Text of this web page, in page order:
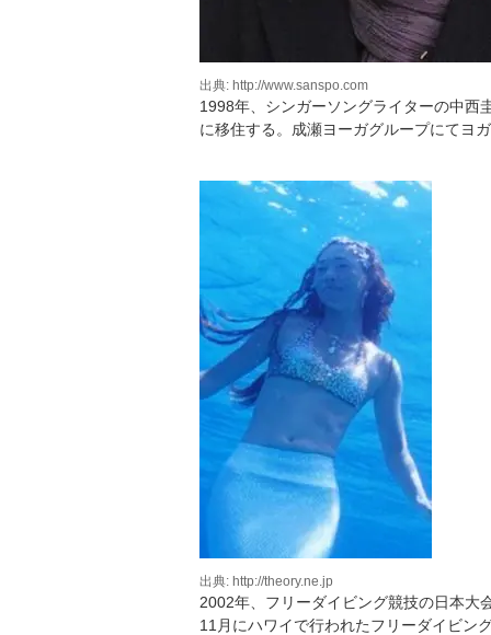
出典: http://www.sanspo.com
1998年、シンガーソングライターの中西
に移住する。成瀬ヨーガグループにてヨ
出典: http://theory.ne.jp
2002年、フリーダイビング競技の日本大
11月にハワイで行われたフリーダイビン